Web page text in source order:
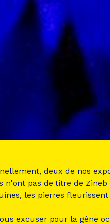
deux de nos
n'ont pas de titre de
les pierres
excuser pour la gêne